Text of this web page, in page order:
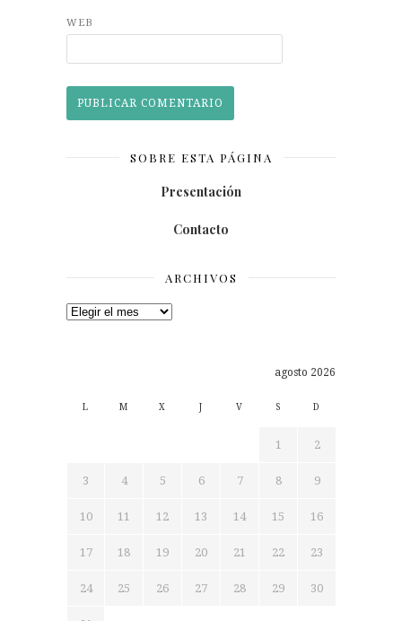
WEB
SOBRE ESTA PÁGINA
Presentación
Contacto
ARCHIVOS
Archivos
agosto 2026
L M X J V S D
1 2
3 4 5 6 7 8 9
10 11 12 13 14 15 16
17 18 19 20 21 22 23
24 25 26 27 28 29 30